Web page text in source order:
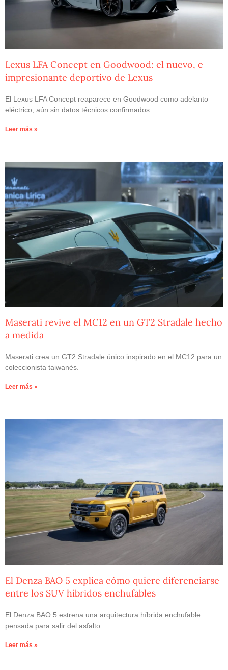
Lexus LFA Concept en Goodwood: el nuevo, e
impresionante deportivo de Lexus
El Lexus LFA Concept reaparece en Goodwood como adelanto
eléctrico, aún sin datos técnicos confirmados.
Leer más »
Maserati revive el MC12 en un GT2 Stradale hecho
a medida
Maserati crea un GT2 Stradale único inspirado en el MC12 para un
coleccionista taiwanés.
Leer más »
El Denza BAO 5 explica cómo quiere diferenciarse
entre los SUV híbridos enchufables
El Denza BAO 5 estrena una arquitectura híbrida enchufable
pensada para salir del asfalto.
Leer más »